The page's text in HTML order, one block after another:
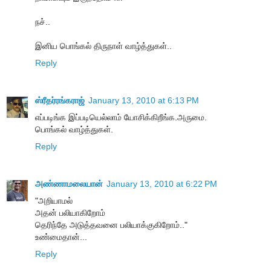
நச்..
இனிய பொங்கல் திருநாள் வாழ்த்துகள்..
Reply
ஸ்ரீதர்ரங்கராஜ் January 13, 2010 at 6:13 PM
எப்படிங்க இப்படியெல்லாம் யோசிக்கிறீங்க.அருமை.
பொங்கல் வாழ்த்துகள்.
Reply
அண்ணாமலையான் January 13, 2010 at 6:22 PM
"அறியாமல்
அதன் பலியாகிறோம்
தெரிந்தே அடுத்தவனை பலியாக்குகிறோம்.."
உண்மைதான்...
Reply